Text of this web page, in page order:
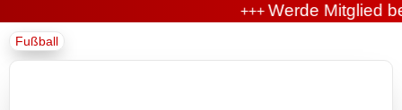
+++Werde Mitglied
Verein
Fußball